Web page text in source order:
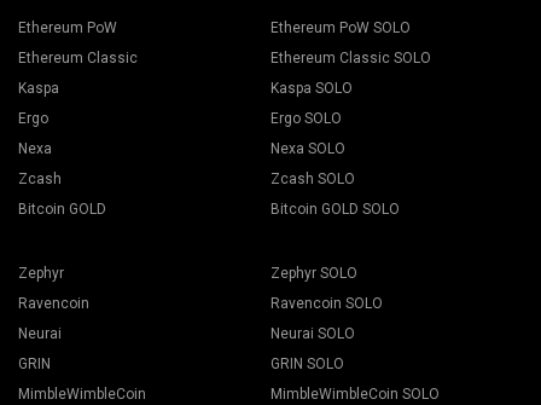
Ethereum PoW
Ethereum Classic
Kaspa
Ergo
Nexa
Zcash
Bitcoin GOLD
Ethereum PoW SOLO
Ethereum Classic SOLO
Kaspa SOLO
Ergo SOLO
Nexa SOLO
Zcash SOLO
Bitcoin GOLD SOLO
Zephyr
Ravencoin
Neurai
GRIN
MimbleWimbleCoin
Zephyr SOLO
Ravencoin SOLO
Neurai SOLO
GRIN SOLO
MimbleWimbleCoin SOLO